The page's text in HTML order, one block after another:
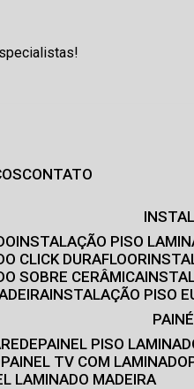
CONTATO
INSTALAÇÃO PISO
CLICK DURAFLOOR
SOBRE CERÂMICA
INSTALAÇÃO PISO
PAINEL PISO
PAINEL TV COM LAMINADO
LAMINADO MADEIRA